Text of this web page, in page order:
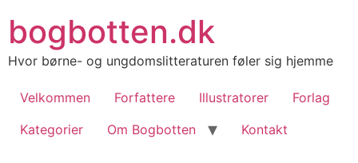
indhold
bogbotten.dk
Hvor børne- og ungdomslitteraturen føler sig hjemme
Velkommen Forfattere Illustratorer
Forlag
Kategorier
Om Bogbotten Kontakt